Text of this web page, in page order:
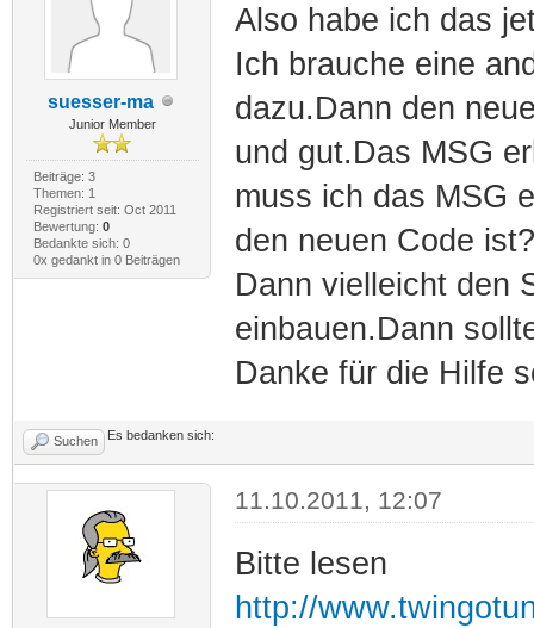
suesser-ma
Junior Member
Beiträge: 3
Themen: 1
Registriert seit: Oct 2011
Bewertung: 0
Bedankte sich: 0
0x gedankt in 0 Beiträgen
Also habe ich das
Ich brauche eine
dazu.Dann den
und gut.Das MSG
muss ich das MSG
den neuen Code ist?
Dann vielleicht den
einbauen.Dann
Danke für die Hilfe
Suchen Es bedanken sich:
11.10.2011, 12:07
Bitte lesen
http://